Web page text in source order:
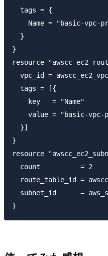
  tags = {
Name = "basic-vpc-
  }
}
resource
vpc_id =
  tags = [{
    key   = "Name"
value = "basic-vpc-
  }]
}
resource
  count          = 2
route_table_id =
subnet_id      =